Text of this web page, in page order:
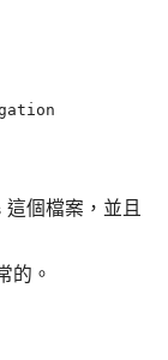
這個檔案，並且
的。